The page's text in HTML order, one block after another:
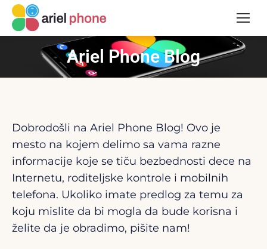
Ariel Phone Blog
Dobrodošli na Ariel Phone Blog! Ovo je
mesto na kojem delimo sa vama razne
informacije koje se tiču bezbednosti dece na
Internetu, roditeljske kontrole i mobilnih
telefona. Ukoliko imate predlog za temu za
koju mislite da bi mogla da bude korisna i
želite da je obradimo, pišite nam!